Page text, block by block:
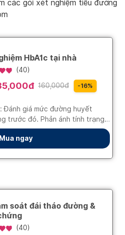
các gói xét nghiệm tiểu đường